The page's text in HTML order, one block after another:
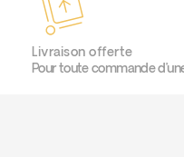
Livraison offerte
Pour toute commande